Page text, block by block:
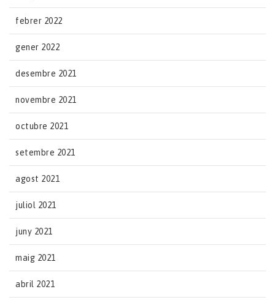
febrer 2022
gener 2022
desembre 2021
novembre 2021
octubre 2021
setembre 2021
agost 2021
juliol 2021
juny 2021
maig 2021
abril 2021